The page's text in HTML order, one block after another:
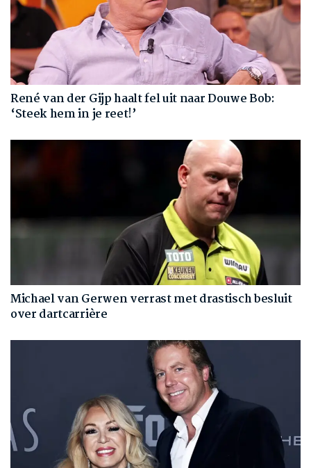
René van der Gijp haalt fel uit naar Douwe Bob:
‘Steek hem in je reet!’
Michael van Gerwen verrast met drastisch besluit
over dartcarrière